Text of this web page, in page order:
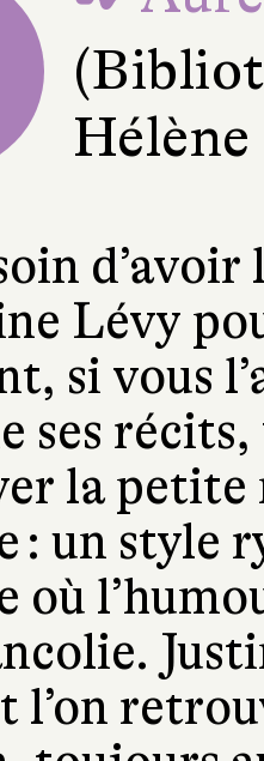
Lévy
si vous
ses
la petite
: un style
où
l’on